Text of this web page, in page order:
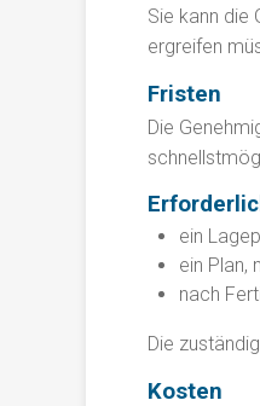
Sie kann die
ergreifen mü
Fristen
Die
ein
ein Plan,
nach
Die
Kosten